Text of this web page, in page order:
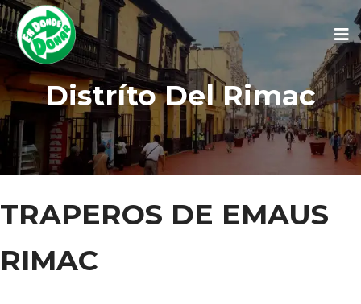
Distríto Del Rimac
TRAPEROS DE EMAUS
RIMAC